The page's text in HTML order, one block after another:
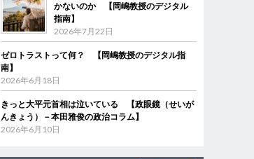
かないのか 【岡嶋教授のデジタル
指南】
2026年7月22日
ゼロトラストって何？ 【岡嶋教授のデジタル指
南】
2026年6月18日
きっと大平元首相は泣いている 【政眼鏡（せいが
んきょう）－本田雅俊の政治コラム】
2026年6月10日